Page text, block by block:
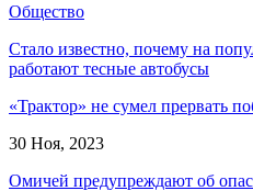
Общество
Стало известно, почему на
работают тесные автобусы
«Трактор» не сумел прервать
30 Ноя, 2023
Омичей предупреждают об